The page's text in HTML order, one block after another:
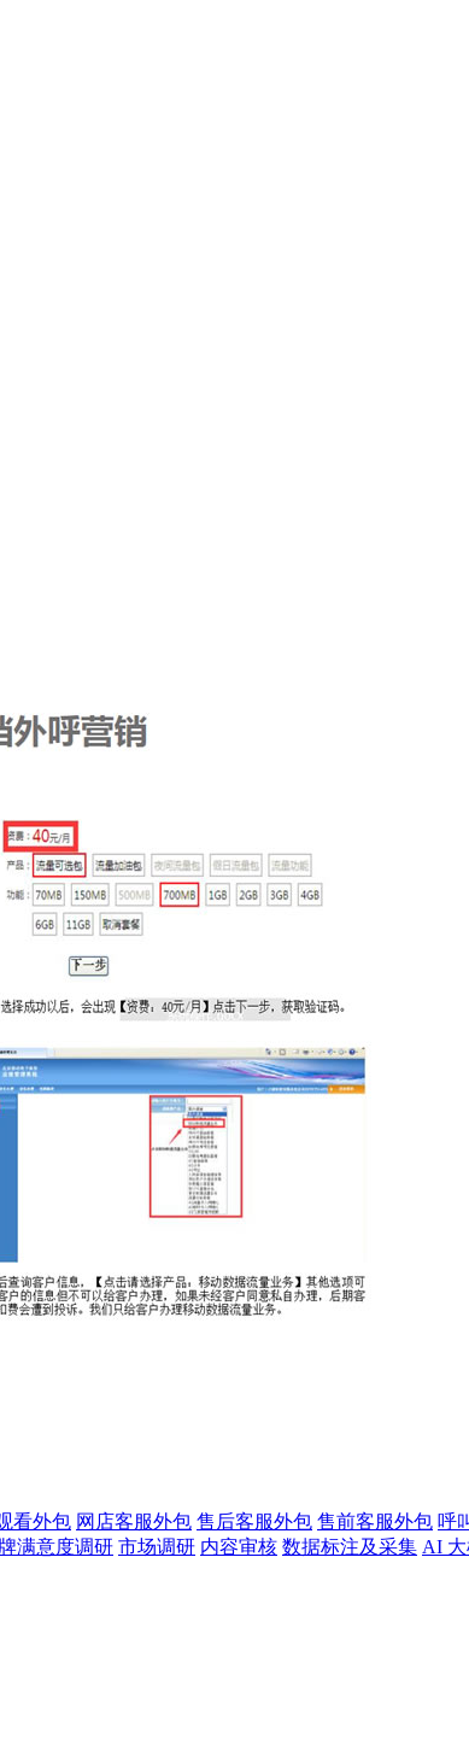
看外包 网店客服外包 售后客服外包 售前客服外包 呼
满意度调研 市场调研 内容审核 数据标注及采集 AI